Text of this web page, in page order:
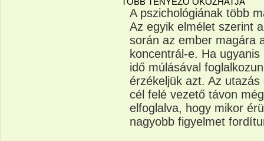
A pszichológiának több
Az egyik elmélet szerint
során az ember magára
koncentrál-e. Ha
idő múlásával
érzékeljük azt. Az
cél felé vezető távon
elfoglalva, hogy mikor
nagyobb figyelmet